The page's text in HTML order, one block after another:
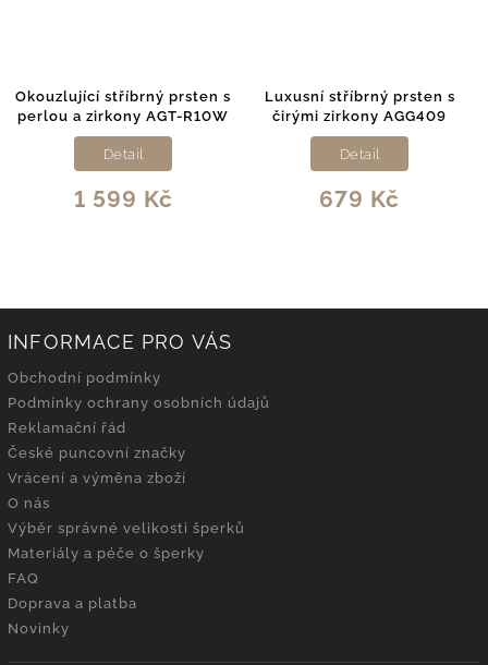
Okouzlující stříbrný prsten s
perlou a zirkony AGT-R10W
1 599 Kč
Detail
Luxusní stříbrný prsten s
čirými zirkony AGG409
679 Kč
Detail
INFORMACE PRO VÁS
Obchodní podmínky
Podmínky ochrany osobních údajů
Reklamační řád
České puncovní značky
Vrácení a výměna zboží
O nás
Výběr správné velikosti šperků
Materiály a péče o šperky
FAQ
Doprava a platba
Novinky